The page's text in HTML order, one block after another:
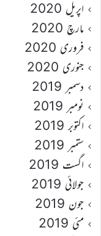
اپریل 2020
مارچ 2020
فروری 2020
جنوری 2020
دسمبر 2019
نومبر 2019
اکتوبر 2019
ستمبر 2019
اگست 2019
جولائی 2019
جون 2019
مئی 2019